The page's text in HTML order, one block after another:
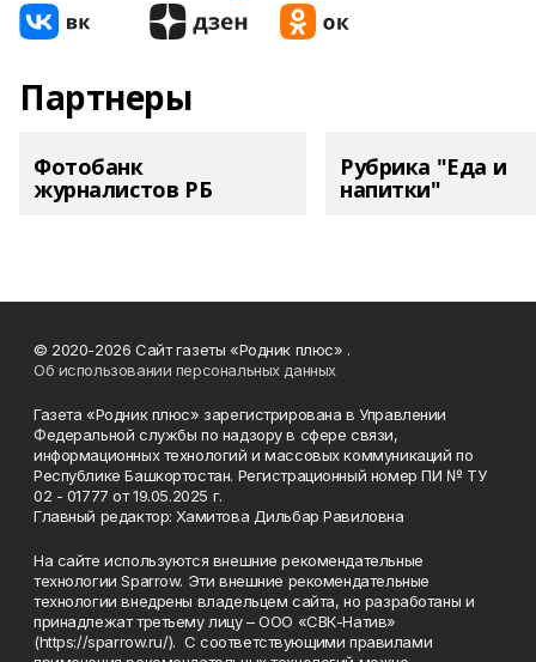
Партнеры
Фотобанк
журналистов РБ
Рубрика "Еда и
напитки"
© 2020-2026 Сайт газеты «Родник плюс» .
Об использовании персональных данных
Газета «Родник плюс» зарегистрирована в Управлении
Федеральной службы по надзору в сфере связи,
информационных технологий и массовых коммуникаций по
Республике Башкортостан. Регистрационный номер ПИ № ТУ
02 - 01777 от 19.05.2025 г.
Главный редактор: Хамитова Дильбар Равиловна
На сайте используются внешние рекомендательные
технологии Sparrow. Эти внешние рекомендательные
технологии внедрены владельцем сайта, но разработаны и
принадлежат третьему лицу – ООО «СВК-Натив»
(https://sparrow.ru/). С соответствующими правилами